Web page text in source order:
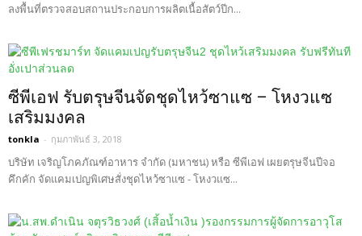
ลงพื้นที่ตรวจสอบสถานประกอบการผลิตเนื้อสัตว์ปีก...
ซีพีเอฟ รับตรุษจีนจัดชุดไหว้ซาแซ – โหงวแซ
เสริมมงคล
tonkla - กุมภาพันธ์ 3, 2018
บริษัท เจริญโภคภัณฑ์อาหาร จำกัด (มหาชน) หรือ ซีพีเอฟ เผยตรุษจีนปีจอ
คึกคัก จัดแคมเปญพิเศษสั่งชุดไหว้ซาแซ - โหงวแซ...